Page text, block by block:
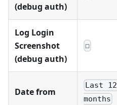
(debug auth)
Log Login
Screenshot
(debug auth)
☐
Date from
Last 12
months